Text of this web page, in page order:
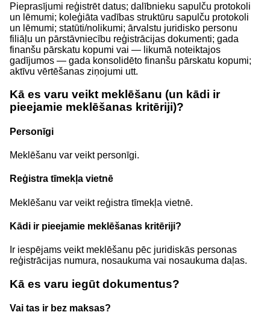
Pieprasījumi reģistrēt datus; dalībnieku sapulču protokoli
un lēmumi; koleģiāta vadības struktūru sapulču protokoli
un lēmumi; statūti/nolikumi; ārvalstu juridisko personu
filiāļu un pārstāvniecību reģistrācijas dokumenti; gada
finanšu pārskatu kopumi vai — likumā noteiktajos
gadījumos — gada konsolidēto finanšu pārskatu kopumi;
aktīvu vērtēšanas ziņojumi utt.
Kā es varu veikt meklēšanu (un kādi ir
pieejamie meklēšanas kritēriji)?
Personīgi
Meklēšanu var veikt personīgi.
Reģistra tīmekļa vietnē
Meklēšanu var veikt reģistra tīmekļa vietnē.
Kādi ir pieejamie meklēšanas kritēriji?
Ir iespējams veikt meklēšanu pēc juridiskās personas
reģistrācijas numura, nosaukuma vai nosaukuma daļas.
Kā es varu iegūt dokumentus?
Vai tas ir bez maksas?